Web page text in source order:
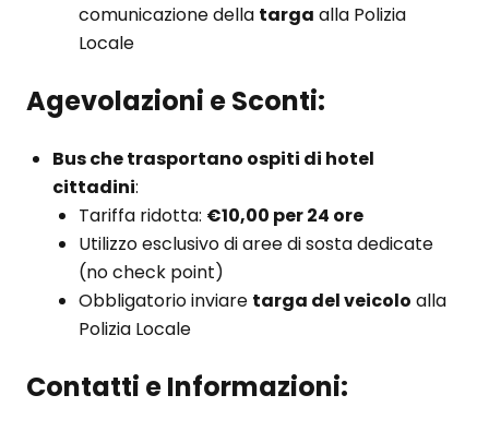
comunicazione della targa alla Polizia
Locale
Agevolazioni e Sconti:
Bus che trasportano ospiti di hotel
cittadini:
Tariffa ridotta: €10,00 per 24 ore
Utilizzo esclusivo di aree di sosta dedicate
(no check point)
Obbligatorio inviare targa del veicolo alla
Polizia Locale
Contatti e Informazioni: